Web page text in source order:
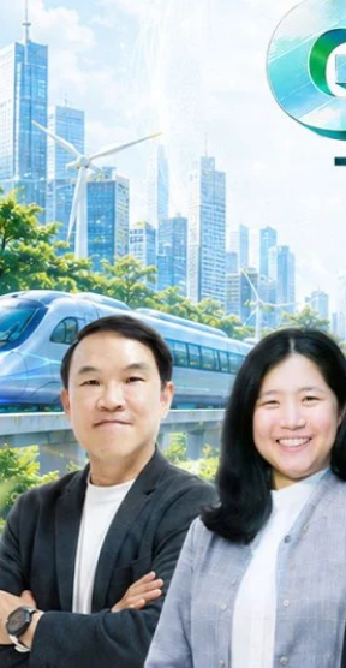
CITY: THE GREEN TRANSITION เวทีแลก
เขียว พร้อมนำเสนอแนวทางที่สามารถนำไป
ญในหลากหลายสาขา ผ่านประเด็นสำคัญว่า
ะบรรลุเป้าหมาย Net Zero อย่างเป็นรูปธรรม
Shifting Systemพลิกโครงสร้าง
ลยี เพื่อขับเคลื่อนประเทศไทยสู่เศรษฐกิจสีเขียว
ะรัฐมนตรีว่าการกระทรวงการอุดมศึกษา
Unlockร่วมสำรวจแนวทางที่ภาคธุรกิจ
เดินหน้าสู่เป้าหมาย Net Zero พบกับ คุณปัณ
กรรมโครงสร้างบริษัท…
MEDIA